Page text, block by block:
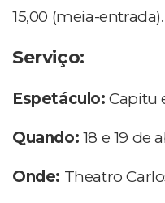
15,00 (meia-entrada).
Serviço:
Espetáculo: Capitu
Quando: 18 e 19 de
Onde: Theatro